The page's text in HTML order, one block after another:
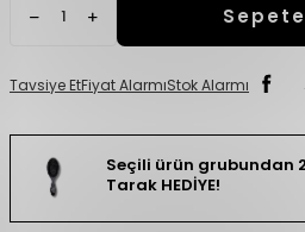
Tavsiye EtFiyat AlarmıStok Alarmı
Seçili ürün grubundan
Tarak HEDİYE!